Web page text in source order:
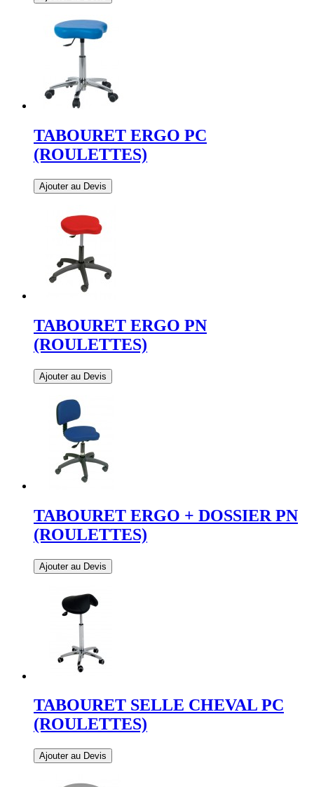
TABOURET ERGO PC
(ROULETTES)
Ajouter au Devis
TABOURET ERGO PN
(ROULETTES)
Ajouter au Devis
TABOURET ERGO + DOSSIER PN
(ROULETTES)
Ajouter au Devis
TABOURET SELLE CHEVAL PC
(ROULETTES)
Ajouter au Devis